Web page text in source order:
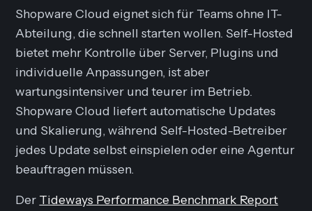
Shopware Cloud eignet sich für Teams ohne IT-
Abteilung, die schnell starten wollen. Self-Hosted
bietet mehr Kontrolle über Server, Plugins und
individuelle Anpassungen, ist aber
wartungsintensiver und teurer im Betrieb.
Shopware Cloud liefert automatische Updates
und Skalierung, während Self-Hosted-Betreiber
jedes Update selbst einspielen oder eine Agentur
beauftragen müssen.
Der Tideways Performance Benchmark Report